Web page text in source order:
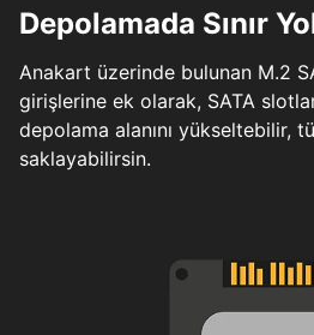
Depolamada Sınır
Anakart üzerinde bulunan M.2
girişlerine ek olarak, SATA
depolama alanını yükseltebilir,
saklayabilirsin.